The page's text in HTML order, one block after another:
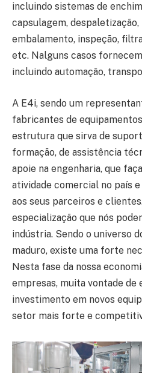
incluindo sistemas de
capsulagem,
embalamento, inspeção,
etc. Nalguns casos
incluindo automação,
A E4i, sendo um
fabricantes de
estrutura que sirva de
formação, de assistência
apoie na engenharia, que
atividade comercial no país
aos seus parceiros e
especialização que nós
indústria. Sendo o universo
maduro, existe uma forte
Nesta fase da nossa
empresas, muita vontade de
investimento em novos
setor mais forte e